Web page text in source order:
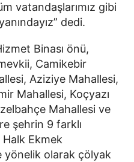
vatandaşlarımız gibi
dedi.
Binası önü,
Camikebir
Aziziye Mahallesi,
Mahallesi, Koçyazı
Mahallesi ve
şehrin 9 farklı
Ekmek
yönelik olarak çölyak